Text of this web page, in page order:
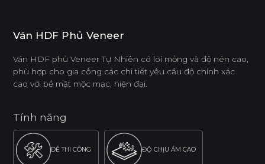
Ván HDF Phủ Veneer
Ván HDF phủ Veneer Tự Nhiên có lõi mỏng và độ nén cao,
phù hợp cho gia công các chi tiết yêu cầu độ chính xác
cao với bề mặt mộc mạc, hiện đại.
Tính năng
DỄ THI CÔNG ĐỘ CHỊU ẨM CAO